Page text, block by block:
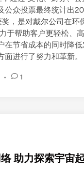
公众投票最终统计出
奖，是对戴尔公司在
于帮助客户更轻松、
在节省成本的同时降
进行了努力和革新。
• 1
助力探索宇宙